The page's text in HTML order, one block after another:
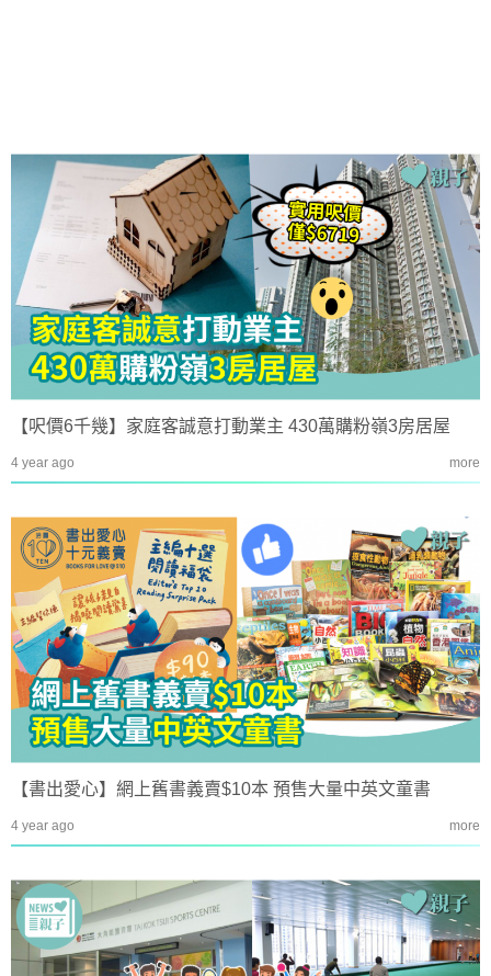
【呎價6千幾】家庭客誠意打動業主 430萬購粉嶺3房居屋
4 year ago more
【書出愛心】網上舊書義賣$10本 預售大量中英文童書
4 year ago more